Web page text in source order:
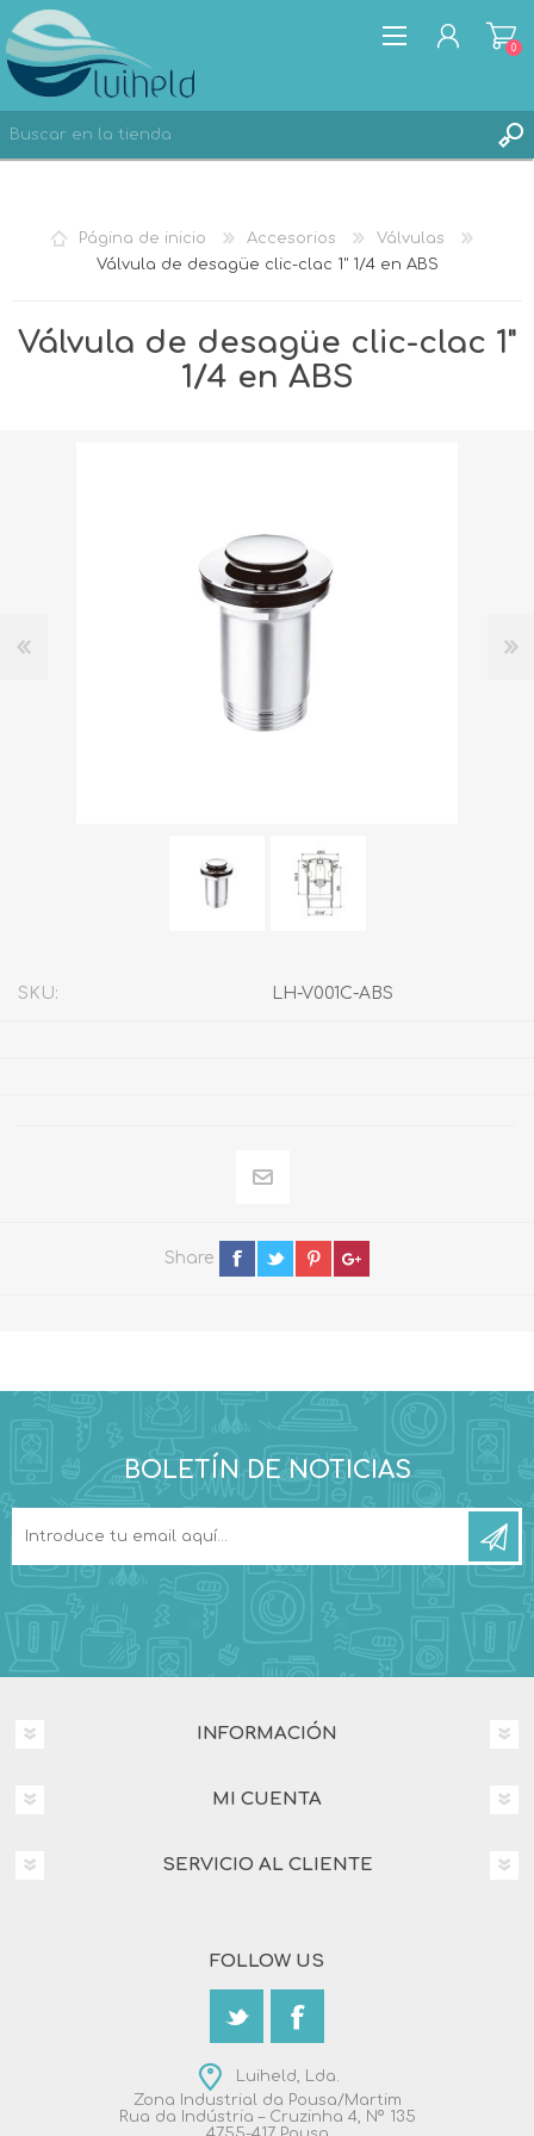
REGISTRO
INICIA SESIÓN
0
Página de inicio Accesorios
Válvulas
Válvula de desagüe clic-clac 1" 1/4 en ABS
Válvula de desagüe clic-clac 1"
1/4 en ABS
SKU: LH-V001C-ABS
Share
BOLETÍN DE NOTICIAS
INFORMACIÓN
MI CUENTA
SERVICIO AL CLIENTE
FOLLOW US
Luiheld, Lda.
Zona Industrial da Pousa/Martim
Rua da Indústria – Cruzinha 4, Nº 135